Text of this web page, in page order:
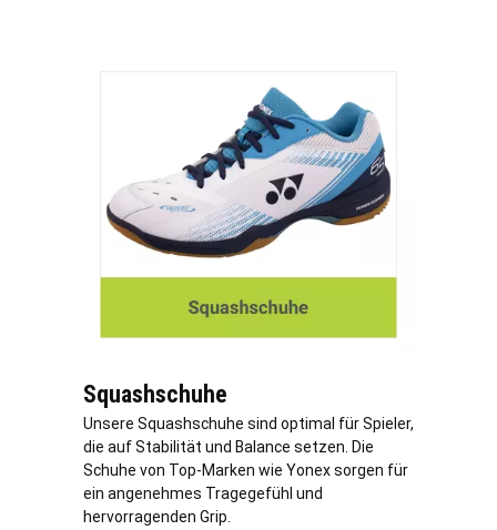
Squashschuhe
Unsere Squashschuhe sind optimal für Spieler,
die auf Stabilität und Balance setzen. Die
Schuhe von Top-Marken wie Yonex sorgen für
ein angenehmes Tragegefühl und
hervorragenden Grip.